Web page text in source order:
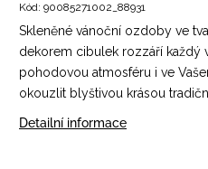
Kód: 90085271002_88931
Skleněné vánoční ozdoby ve
dekorem cibulek rozzáří každý
pohodovou atmosféru i ve
okouzlit blyštivou krásou
Detailní informace